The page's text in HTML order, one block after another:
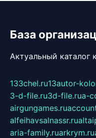
База
Актуальный каталог
133chel.ru13autor-
3-d-file.ru3d-file.rua-
airgungames.ru
alfeihavsalnassr.ru
aria-family.ruarkrym.ru